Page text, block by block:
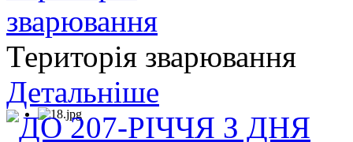
Територія зварювання
Детальніше